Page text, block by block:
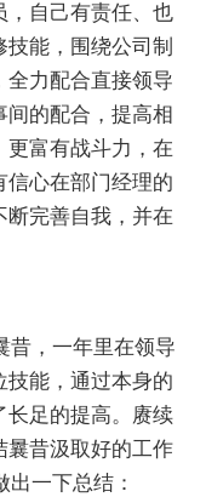
，自己有责任、也
能，围绕公司制
全力配合直接领导
的配合，提高相
更富有战斗力，在
信心在部门经理的
断完善自我，并在
昔，一年里在领导
技能，通过本身的
长足的提高。赓续
曩昔汲取好的工作
一下总结：